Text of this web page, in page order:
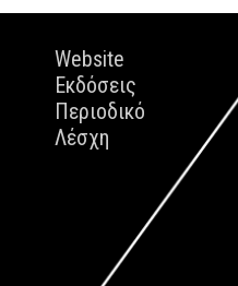
Website
Εκδόσεις
Περιοδικό
Λέσχη